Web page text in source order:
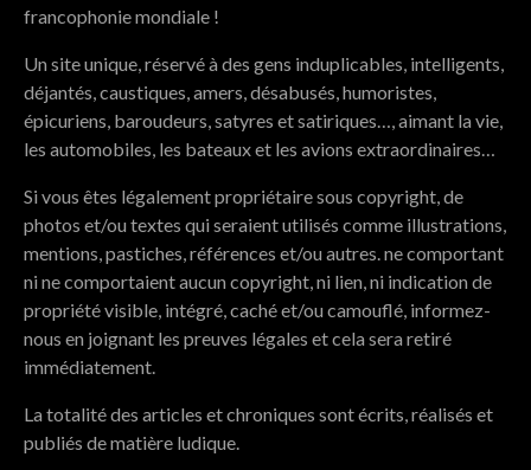
francophonie mondiale !
Un site unique, réservé à des gens induplicables, intelligents,
déjantés, caustiques, amers, désabusés, humoristes,
épicuriens, baroudeurs, satyres et satiriques…, aimant la vie,
les automobiles, les bateaux et les avions extraordinaires…
Si vous êtes légalement propriétaire sous copyright, de
photos et/ou textes qui seraient utilisés comme illustrations,
mentions, pastiches, références et/ou autres. ne comportant
ni ne comportaient aucun copyright, ni lien, ni indication de
propriété visible, intégré, caché et/ou camouflé, informez-
nous en joignant les preuves légales et cela sera retiré
immédiatement.
La totalité des articles et chroniques sont écrits, réalisés et
publiés de matière ludique.